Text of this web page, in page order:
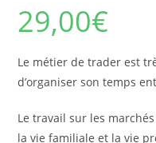
29,00€
Le métier de trader est
d’organiser son temps
Le travail sur les
la vie familiale et la vie